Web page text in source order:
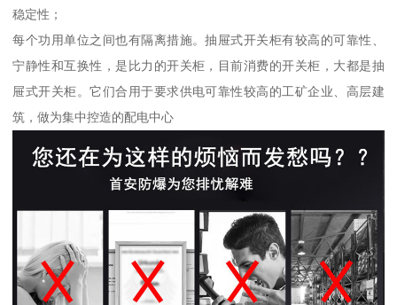
稳定性；
每个功用单位之间也有隔离措施。抽屉式开关柜有较高的可靠性、
宁静性和互换性，是比力的开关柜，目前消费的开关柜，大都是抽
屉式开关柜。它们合用于要求供电可靠性较高的工矿企业、高层建
筑，做为集中控造的配电中心